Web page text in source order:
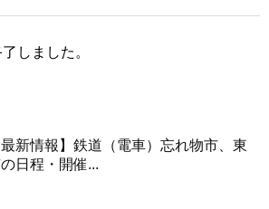
しました。
最新情報】鉄道（電車）忘れ物市、東
日程・開催...